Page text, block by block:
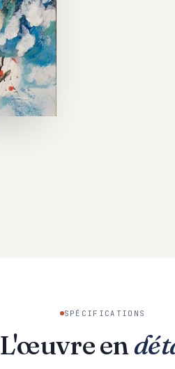
SPÉCIFICATIONS
L'œuvre en